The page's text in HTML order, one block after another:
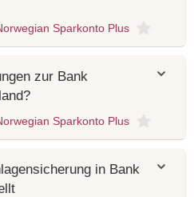
Sparkonto Plus
zur Bank
Sparkonto Plus
in Bank